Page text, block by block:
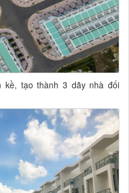
kề, tạo thành 3 dãy nhà đối